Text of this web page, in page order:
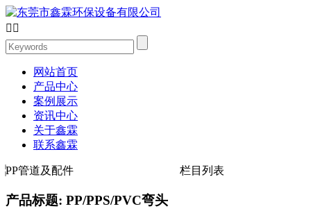
 
网站首页
产品中心
案例展示
资讯中心
关于鑫霖
联系鑫霖
PP管道及配件 栏目列表
产品标题: PP/PPS/PVC弯头